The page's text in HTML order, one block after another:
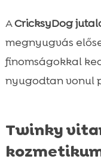
ACricksyDog
megnyugvás
finomságokkal
nyugodtan vonul
Twinky